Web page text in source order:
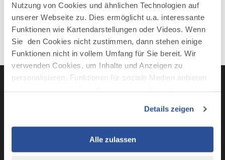
Nutzung von Cookies und ähnlichen Technologien auf
unserer Webseite zu. Dies ermöglicht u.a. interessante
Funktionen wie Kartendarstellungen oder Videos. Wenn
Sie den Cookies nicht zustimmen, dann stehen einige
Funktionen nicht in vollem Umfang für Sie bereit. Wir
verwenden Cookies, um Inhalte und Anzeigen zu
personalisieren, Funktionen für soziale Medien anbieten
Verwendung unserer Website an unsere Partner für
soziale Medien, Werbung und Analysen weiter. Unsere
Partner führen diese Informationen möglicherweise mit
weiteren Daten zusammen, die Sie ihnen bereitgestellt
Details zeigen
Alle zulassen
LinkedInYouTube